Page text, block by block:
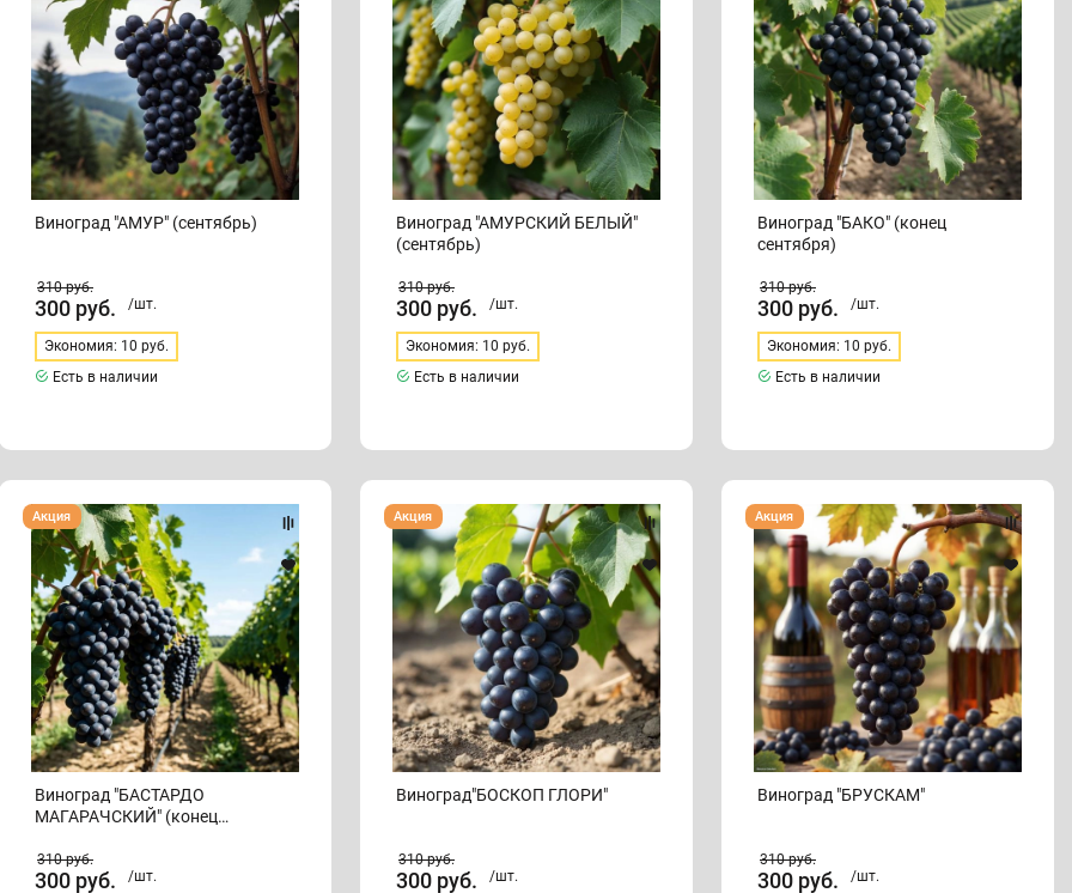
Виноград "АМУР" (сентябрь)
310руб.
300 руб. /шт.
Экономия: 10 руб.
Есть в наличии
Виноград "АМУРСКИЙ БЕЛЫЙ"
(сентябрь)
310руб.
300 руб. /шт.
Экономия: 10 руб.
Есть в наличии
Виноград "БАКО" (конец
сентября)
310руб.
300 руб. /шт.
Экономия: 10 руб.
Есть в наличии
Виноград
"БАСТАРДО
МАГАРАЧСКИЙ"
(конец
сентября)
Виноград "БАСТАРДО
МАГАРАЧСКИЙ" (конец
Акция
310руб.
300 руб. /шт.
Виноград"БОСКОП
ГЛОРИ"
Виноград"БОСКОП ГЛОРИ"
Акция
310руб.
300 руб. /шт.
Виноград
"БРУСКАМ"
Виноград "БРУСКАМ"
Акция
310руб.
300 руб. /шт.